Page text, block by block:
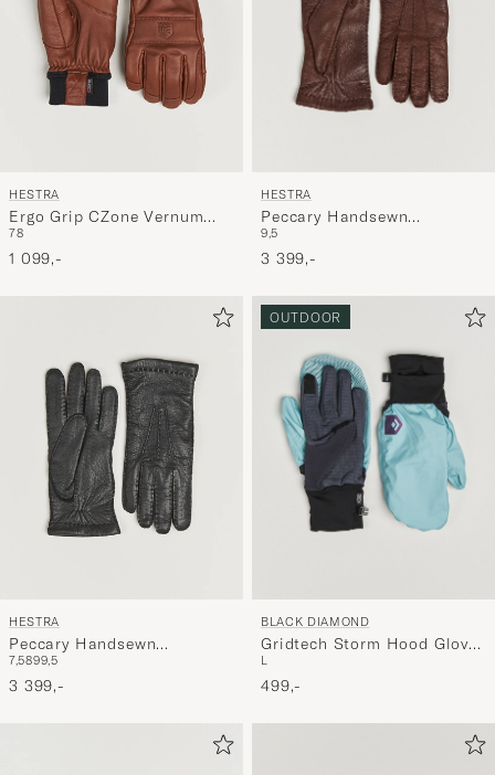
HESTRA
Ergo Grip CZone Vernum
Glove Brown
78
1 099,-
HESTRA
Peccary Handsewn
Cashmere Lined Glove Siena
9,5
3 399,-
HESTRA
Peccary Handsewn
Cashmere Lined Glove Black
7,5899,5
3 399,-
OUTDOOR
BLACK DIAMOND
Gridtech Storm Hood Gloves
Carbon/Glacier
L
499,-